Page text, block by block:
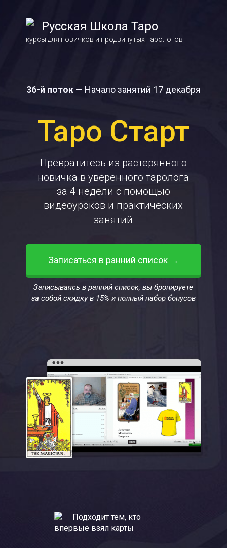
Русская Школа Таро
курсы для новичков и продвинутых тарологов
36-й поток— Начало занятий 17 декабря
Таро Старт
Превратитесь из растерянного
новичка в уверенного таролога
за 4 недели с помощью
видеоуроков и практических
занятий
Записаться в ранний список →
Записываясь в ранний список, вы бронируете
за собой скидку в 15% и полный набор бонусов
Подходит тем, кто
впервые взял карты